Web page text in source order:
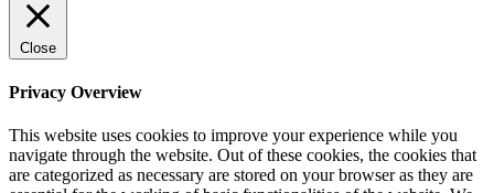
Close
Privacy Overview
This website uses cookies to improve your experience while you
navigate through the website. Out of these cookies, the cookies that
are categorized as necessary are stored on your browser as they are